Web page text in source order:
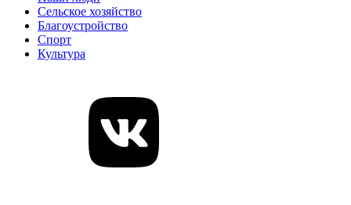
Сельское хозяйство
Благоустройство
Спорт
Культура